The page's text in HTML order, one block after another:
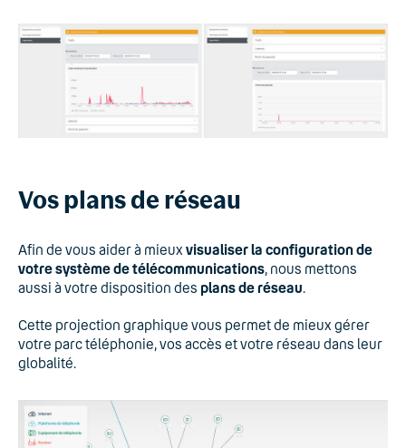
Vos plans de réseau
Afin de vous aider à mieux visualiser la configuration de
votre système de télécommunications , nous mettons
aussi à votre disposition des plans de réseau
Cette projection graphique vous permet de mieux gérer
votre parc téléphonie, vos accès et votre réseau dans leur
globalité.